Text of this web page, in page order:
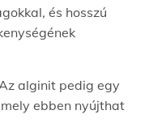
és hosszú
alginit pedig egy
ebben nyújthat